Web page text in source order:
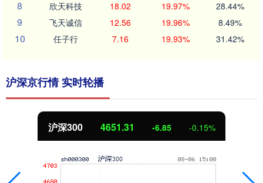
8 欣天科技 18.02 19.97% 28.44%
9 飞天诚信 12.56 19.96% 8.49%
10 任子行 7.16 19.93% 31.42%
沪深京行情 实时轮播
沪深300 4651.31 -6.85 -0.15%